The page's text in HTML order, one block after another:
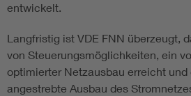
entwickelt.
Langfristig ist VDE FNN überzeugt,
von Steuerungsmöglichkeiten, ein
optimierter Netzausbau erreicht
angestrebte Ausbau des